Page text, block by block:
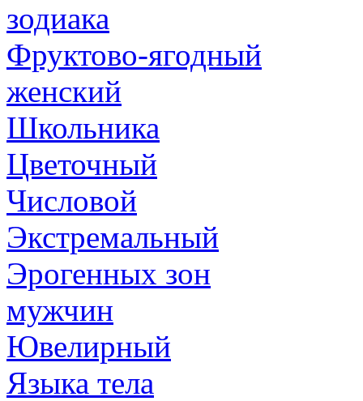
зодиака
Фруктово-ягодный
женский
Школьника
Цветочный
Числовой
Экстремальный
Эрогенных зон
мужчин
Ювелирный
Языка тела